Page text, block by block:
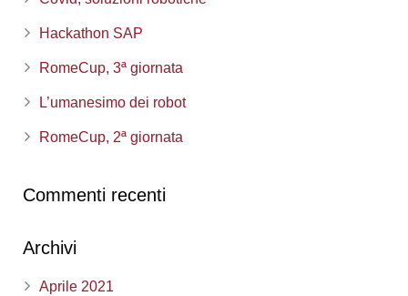
Hackathon SAP
RomeCup, 3ª giornata
L’umanesimo dei robot
RomeCup, 2ª giornata
Commenti recenti
Archivi
Aprile 2021